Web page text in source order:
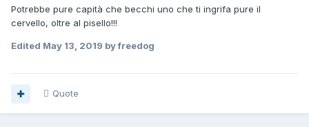
Potrebbe pure capità che becchi uno che ti ingrifa pure il
cervello, oltre al pisello!!!
Edited May 13, 2019 by freedog
Quote